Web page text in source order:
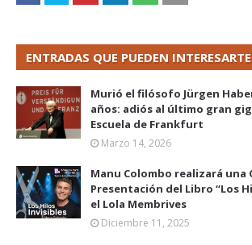
ENTRADAS QUE PUEDEN INTERESARTE
Murió el filósofo Jürgen
años: adiós al último gran
Escuela de Frankfurt
Marzo 14, 2026
Manu Colombo realizará una
Presentación del Libro “Los
el Lola Membrives
Diciembre 11, 2025